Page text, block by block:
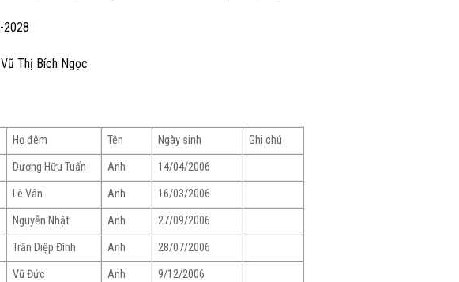
2028
Thị Bích Ngọc
Họ đêm Tên Ngày sinh
Ghi chú
Dương Hữu Tuấn Anh
14/04/2006
Lê Vân Anh
16/03/2006
Nguyễn Nhật Anh
27/09/2006
Trần Diệp Đình Anh
28/07/2006
Vũ Đức Anh
9/12/2006